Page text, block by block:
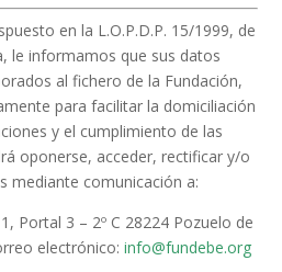
en la L.O.P.D.P. 15/1999, de
le informamos que sus datos
al fichero de la Fundación,
para facilitar la domiciliación
y el cumplimiento de las
oponerse, acceder, rectificar y/o
mediante comunicación a:
Portal 3 – 2º C 28224 Pozuelo de
electrónico: info@fundebe.org